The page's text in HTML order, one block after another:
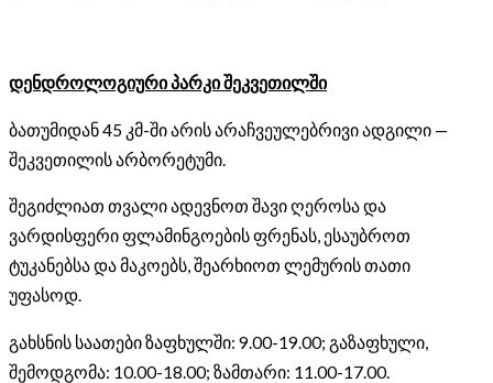
დენდროლოგიური პარკი შეკვეთილში
ბათუმიდან 45 კმ-ში არის არაჩვეულებრივი ადგილი —
შეკვეთილის არბორეტუმი.
შეგიძლიათ თვალი ადევნოთ შავი ღეროსა და
ვარდისფერი ფლამინგოების ფრენას, ესაუბროთ
ტუკანებსა და მაკოებს, შეარხიოთ ლემურის თათი
უფასოდ.
გახსნის საათები ზაფხულში: 9.00-19.00; გაზაფხული,
შემოდგომა: 10.00-18.00; ზამთარი: 11.00-17.00.